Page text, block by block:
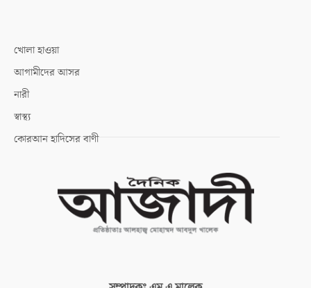
খোলা হাওয়া
আগামীদের আসর
নারী
স্বাস্থ্য
কোরআন হাদিসের বাণী